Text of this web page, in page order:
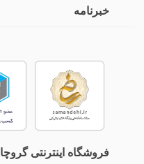
خبرنامه
فروشگاه اینترنتی گروچا